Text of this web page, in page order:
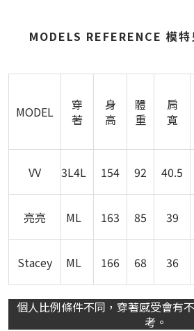
MODELS REFERENCE 模
MODEL
穿
著
身
高
體
重
肩
寬
VV 3L4L 154 92 40.5
亮亮 ML 163 85 39
Stacey ML 166 68 36
個人比例條件不同，穿著感受會有
考。